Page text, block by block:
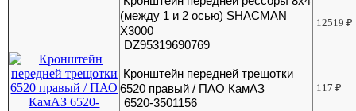
(между 1 и 2 осью) SHACMAN
X3000
DZ95319690769
12519₽
Кронштейн передней трещотки
6520 правый / ПАО КамАЗ
6520-3501156
117₽